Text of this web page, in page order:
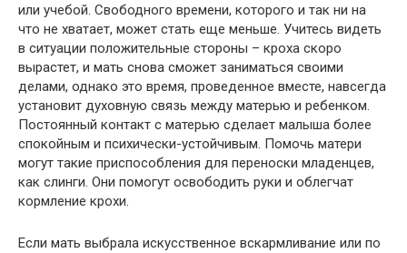
или учебой. Свободного времени, которого и так ни на
что не хватает, может стать еще меньше. Учитесь видеть
в ситуации положительные стороны – кроха скоро
вырастет, и мать снова сможет заниматься своими
делами, однако это время, проведенное вместе, навсегда
установит духовную связь между матерью и ребенком.
Постоянный контакт с матерью сделает малыша более
спокойным и психически-устойчивым. Помочь матери
могут такие приспособления для переноски младенцев,
как слинги. Они помогут освободить руки и облегчат
кормление крохи.
Если мать выбрала искусственное вскармливание или по